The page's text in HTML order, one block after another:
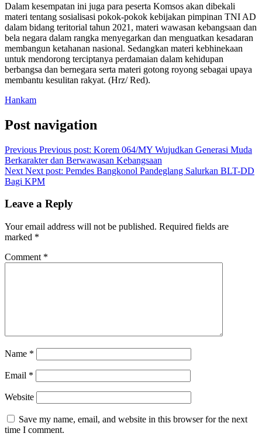
Dalam kesempatan ini juga para peserta Komsos akan dibekali
materi tentang sosialisasi pokok-pokok kebijakan pimpinan TNI AD
dalam bidang teritorial tahun 2021, materi wawasan kebangsaan dan
bela negara dalam rangka menyegarkan dan menguatkan kesadaran
membangun ketahanan nasional. Sedangkan materi kebhinekaan
untuk mendorong terciptanya perdamaian dalam kehidupan
berbangsa dan bernegara serta materi gotong royong sebagai upaya
membantu kesulitan rakyat. (Hrz/ Red).
Hankam
Post navigation
Previous Previous post: Korem 064/MY Wujudkan Generasi Muda
Berkarakter dan Berwawasan Kebangsaan
Next Next post: Pemdes Bangkonol Pandeglang Salurkan BLT-DD
Bagi KPM
Leave a Reply
Your email address will not be published. Required fields are
marked *
Comment *
Name *
Email *
Website
Save my name, email, and website in this browser for the next
time I comment.